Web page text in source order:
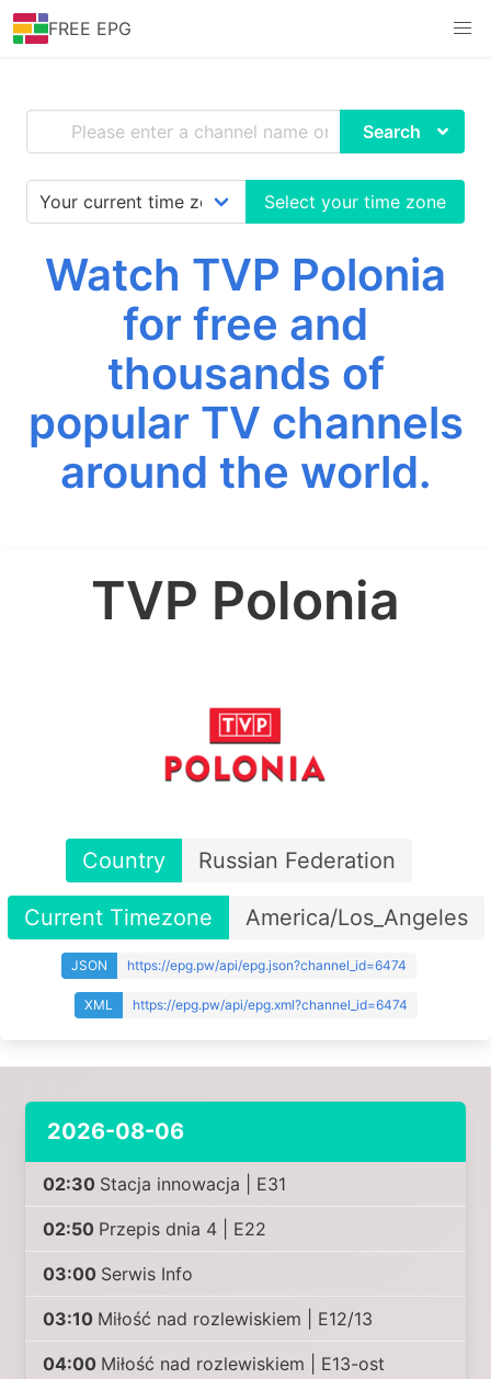
FREE EPG
Search
Select your time zone
Watch TVP Polonia
for free and
thousands of
popular TV channels
around the world.
TVP Polonia
Country Russian Federation
Current Timezone America/Los_Angeles
JSON https://epg.pw/api/epg.json?channel_id=6474
XML https://epg.pw/api/epg.xml?channel_id=6474
2026-08-06
02:30 Stacja innowacja | E31
02:50 Przepis dnia 4 | E22
03:00 Serwis Info
03:10 Miłość nad rozlewiskiem | E12/13
04:00 Miłość nad rozlewiskiem | E13-ost